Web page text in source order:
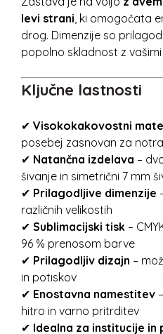
levi strani, ki omogočata
drog. Dimenzije so
popolno skladnost z
Ključne lastnosti
✔ Visokokakovostni
posebej zasnovan za
✔ Natančna izdelava –
šivanje in simetrični 7 mm
✔ Prilagodljive dimenzije
različnih velikostih
✔ Sublimacijski tisk –
96 % prenosom barve
✔ Prilagodljiv dizajn –
in potiskov
✔ Enostavna namestitev
hitro in varno pritrditev
✔ Idealna za institucije in